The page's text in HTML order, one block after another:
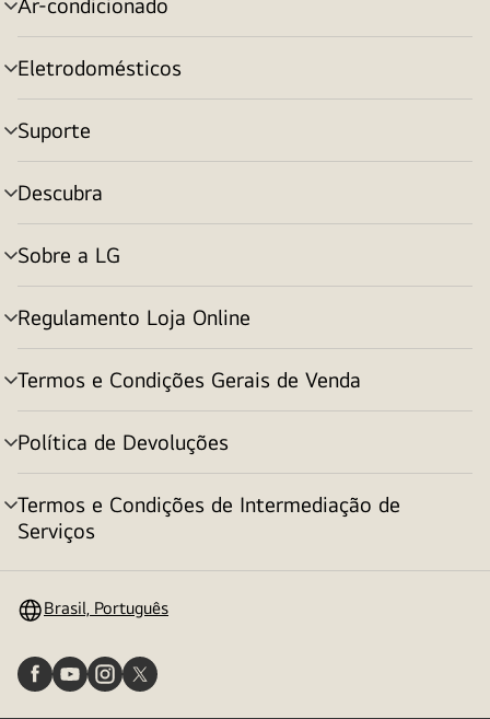
alternar
menu
Eletrodomésticos
alternar
menu
Suporte
alternar
menu
Descubra
alternar
menu
Sobre a LG
alternar
menu
Regulamento Loja Online
alternar
menu
Termos e Condições Gerais de Venda
alternar
menu
Política de Devoluções
alternar
menu
Termos e Condições de Intermediação de
Serviços
alternar
Brasil, Português